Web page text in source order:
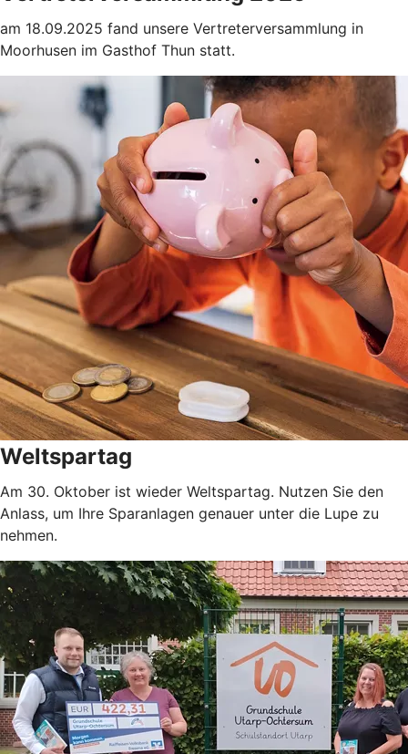
am 18.09.2025 fand unsere Vertreterversammlung in
Moorhusen im Gasthof Thun statt.
Weltspartag
Am 30. Oktober ist wieder Weltspartag. Nutzen Sie den
Anlass, um Ihre Sparanlagen genauer unter die Lupe zu
nehmen.